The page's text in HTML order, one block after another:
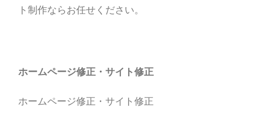
ト制作ならお任せください。
ホームページ修正・サイト修正
ホームページ修正・サイト修正